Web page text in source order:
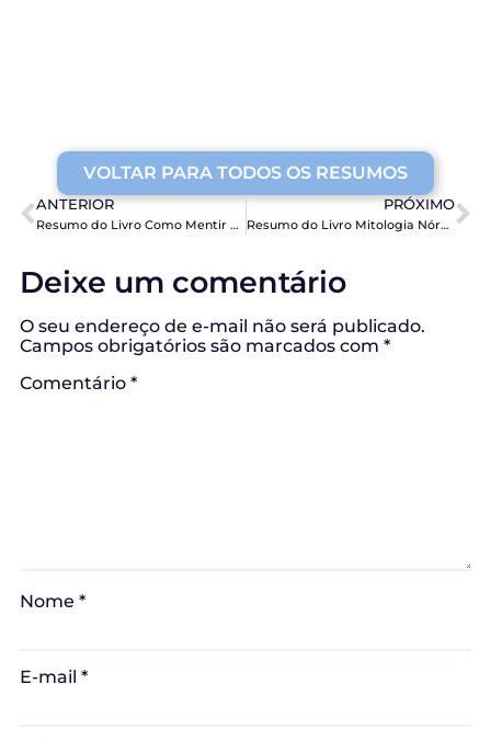
VOLTAR PARA TODOS OS RESUMOS
ANTERIOR
Resumo do Livro Como Mentir Com Estatística, de Darrell Huff
PRÓXIMO
Resumo do Livro Mitologia Nórdica, de Neil Gaiman
Deixe um comentário
O seu endereço de e-mail não será publicado.
Campos obrigatórios são marcados com *
Comentário *
Nome *
E-mail *